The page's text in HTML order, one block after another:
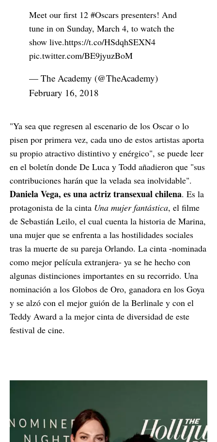
Meet our first 12 #Oscars presenters! And
tune in on Sunday, March 4, to watch the
show live.https://t.co/HSdqhSEXN4
pic.twitter.com/BE9jyuzBoM
— The Academy (@TheAcademy)
February 16, 2018
"Ya sea que regresen al escenario de los Oscar o lo
pisen por primera vez, cada uno de estos artistas aporta
su propio atractivo distintivo y enérgico", se puede leer
en el boletín donde De Luca y Todd añadieron que "sus
contribuciones harán que la velada sea inolvidable".
Daniela Vega, es una actriz transexual chilena. Es la
protagonista de la cinta Una mujer fantástica, el filme
de Sebastián Leilo, el cual cuenta la historia de Marina,
una mujer que se enfrenta a las hostilidades sociales
tras la muerte de su pareja Orlando. La cinta -nominada
como mejor película extranjera- ya se he hecho con
algunas distinciones importantes en su recorrido. Una
nominación a los Globos de Oro, ganadora en los Goya
y se alzó con el mejor guión de la Berlinale y con el
Teddy Award a la mejor cinta de diversidad de este
festival de cine.